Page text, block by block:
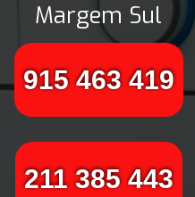
Margem Sul
915 463 419
211 385 443